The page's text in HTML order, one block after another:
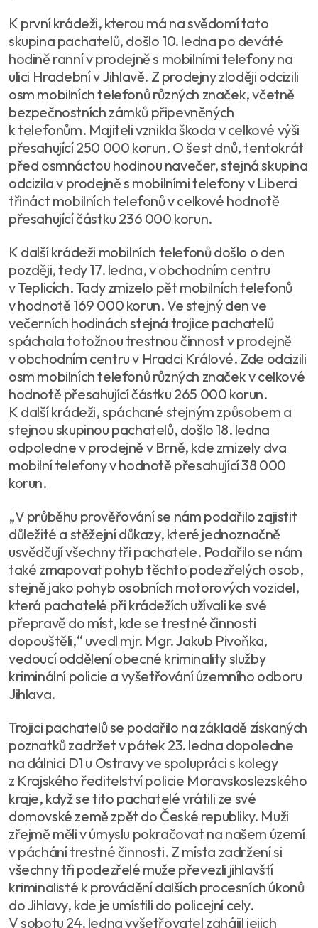
K první krádeži, kterou má na svědomí tato
skupina pachatelů, došlo 10. ledna po deváté
hodině ranní v prodejně s mobilními telefony na
ulici Hradební v Jihlavě. Z prodejny zloději odcizili
osm mobilních telefonů různých značek, včetně
bezpečnostních zámků připevněných
k telefonům. Majiteli vznikla škoda v celkové výši
přesahující 250 000 korun. O šest dnů, tentokrát
před osmnáctou hodinou navečer, stejná skupina
odcizila v prodejně s mobilními telefony v Liberci
třináct mobilních telefonů v celkové hodnotě
přesahující částku 236 000 korun.
K další krádeži mobilních telefonů došlo o den
později, tedy 17. ledna, v obchodním centru
v Teplicích. Tady zmizelo pět mobilních telefonů
v hodnotě 169 000 korun. Ve stejný den ve
večerních hodinách stejná trojice pachatelů
spáchala totožnou trestnou činnost v prodejně
v obchodním centru v Hradci Králové. Zde odcizili
osm mobilních telefonů různých značek v celkové
hodnotě přesahující částku 265 000 korun.
K další krádeži, spáchané stejným způsobem a
stejnou skupinou pachatelů, došlo 18. ledna
odpoledne v prodejně v Brně, kde zmizely dva
mobilní telefony v hodnotě přesahující 38 000
korun.
„V průběhu prověřování se nám podařilo zajistit
důležité a stěžejní důkazy, které jednoznačně
usvědčují všechny tři pachatele. Podařilo se nám
také zmapovat pohyb těchto podezřelých osob,
stejně jako pohyb osobních motorových vozidel,
která pachatelé při krádežích užívali ke své
přepravě do míst, kde se trestné činnosti
dopouštěli,“ uvedl mjr. Mgr. Jakub Pivoňka,
vedoucí oddělení obecné kriminality služby
kriminální policie a vyšetřování územního odboru
Jihlava.
Trojici pachatelů se podařilo na základě získaných
poznatků zadržet v pátek 23. ledna dopoledne
na dálnici D1 u Ostravy ve spolupráci s kolegy
z Krajského ředitelství policie Moravskoslezského
kraje, když se tito pachatelé vrátili ze své
domovské země zpět do České republiky. Muži
zřejmě měli v úmyslu pokračovat na našem území
v páchání trestné činnosti. Z místa zadržení si
všechny tři podezřelé muže převezli jihlavští
kriminalisté k provádění dalších procesních úkonů
do Jihlavy, kde je umístili do policejní cely.
V sobotu 24. ledna vyšetřovatel zahájil jejich